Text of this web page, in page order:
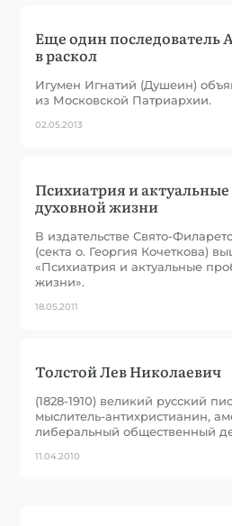
Еще один последователь
в раскол
Игумен Игнатий (Душеин)
из Московской Патриархии.
02.05.2013
Психиатрия и
духовной жизни
В издательстве Свято-
(секта о. Георгия Кочеткова)
«Психиатрия и актуальные
жизни».
18.05.2011
Толстой Лев Николаевич
(1828-1910) великий русский
мыслитель-антихристианин,
либеральный общественный
11.04.2010